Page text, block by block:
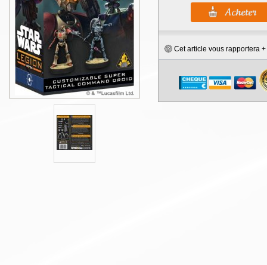
Cet article vous rapportera +